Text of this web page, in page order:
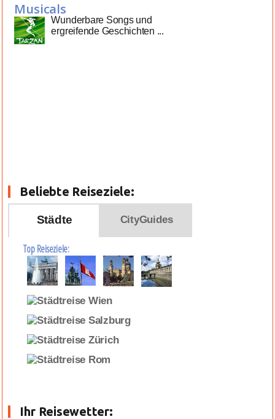
Musicals
Wunderbare Songs und
ergreifende Geschichten ...
Beliebte Reiseziele:
Städte CityGuides
Top Reiseziele:
Ihr Reisewetter: